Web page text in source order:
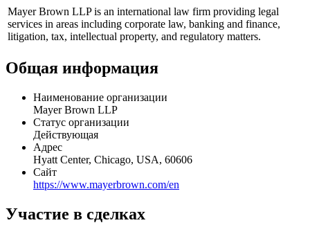
Профиль
Mayer Brown LLP is an international law firm providing legal
services in areas including corporate law, banking and finance,
Общая информация
Наименование организации
Mayer Brown LLP
Статус организации
Действующая
Адрес
Сайт